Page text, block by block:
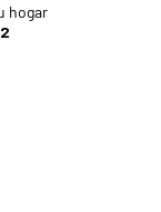
hogar